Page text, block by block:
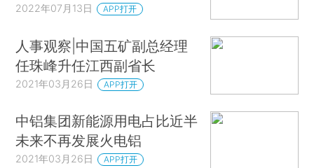
2022年07月13日 APP打开
人事观察|中国五矿副总经理
任珠峰升任江西副省长
2021年03月26日 APP打开
中铝集团新能源用电占比近半
未来不再发展火电铝
2021年03月26日 APP打开